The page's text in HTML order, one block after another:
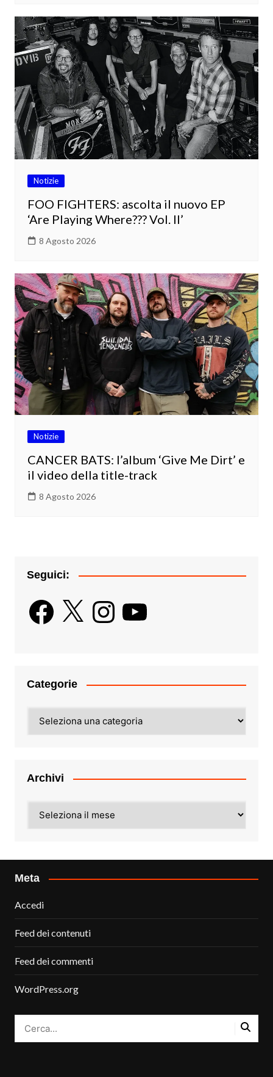
Notizie
FOO FIGHTERS: ascolta il nuovo EP
‘Are Playing Where??? Vol. II’
8 Agosto 2026
Notizie
CANCER BATS: l’album ‘Give Me Dirt’ e
il video della title-track
8 Agosto 2026
Seguici:
Facebook
X InstagramYouTube
Categorie
Archivi
Meta
Accedi
Feed dei contenuti
Feed dei commenti
WordPress.org